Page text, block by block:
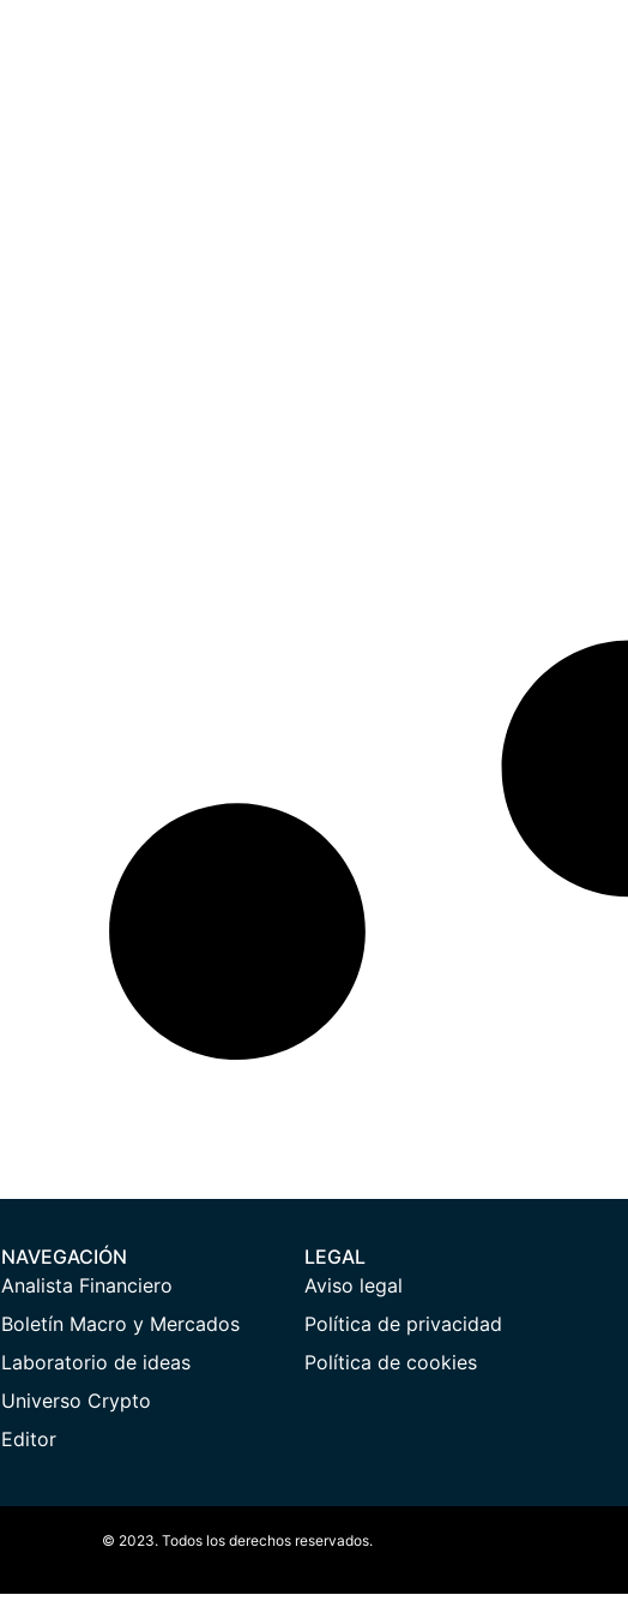
NAVEGACIÓN
Analista Financiero
Boletín Macro y Mercados
Laboratorio de ideas
Universo Crypto
Editor
LEGAL
Aviso legal
Política de privacidad
Política de cookies
© 2023. Todos los derechos reservados.